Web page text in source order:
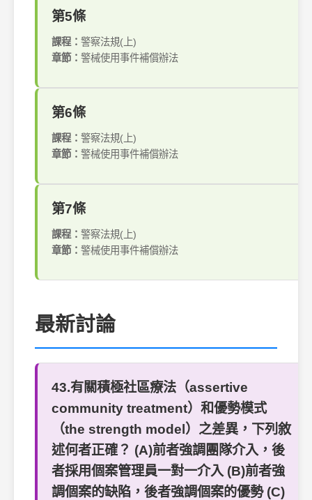
第5條
課程： 警察法規(上)
章節： 警械使用事件補償辦法
第6條
課程： 警察法規(上)
章節： 警械使用事件補償辦法
第7條
課程： 警察法規(上)
章節： 警械使用事件補償辦法
最新討論
43.有關積極社區療法（assertive
community treatment）和優勢模式
（the strength model）之差異，下列敘
述何者正確？ (A)前者強調團隊介入，後
者採用個案管理員一對一介入 (B)前者強
調個案的缺陷，後者強調個案的優勢 (C)